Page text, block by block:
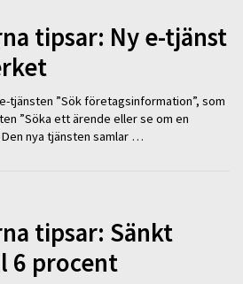
tipsar: Ny e-tjänst
tjänsten ”Sök företagsinformation”, som
”Söka ett ärende eller se om en
nya tjänsten samlar …
tipsar: Sänkt
6 procent